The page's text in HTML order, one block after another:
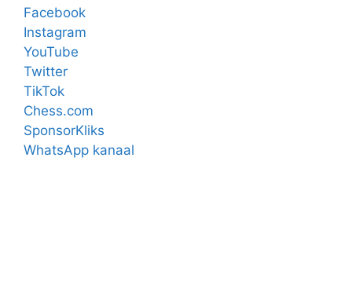
Facebook
Instagram
YouTube
Twitter
TikTok
Chess.com
SponsorKliks
WhatsApp kanaal